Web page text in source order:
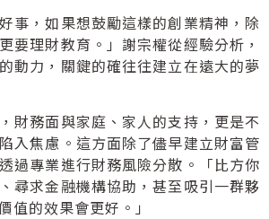
事，如果想鼓勵這樣的創業精神，除
要理財教育。」謝宗權從經驗分析，
動力，關鍵的確往往建立在遠大的夢
財務面與家庭、家人的支持，更是不
入焦慮。這方面除了儘早建立財富管
過專業進行財務風險分散。「比方你
尋求金融機構協助，甚至吸引一群夥
值的效果會更好。」